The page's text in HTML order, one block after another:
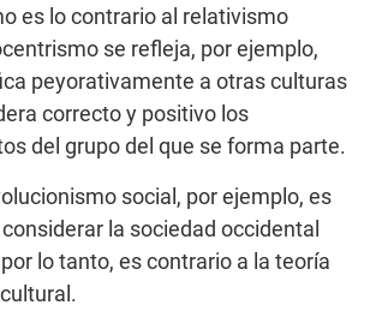
es lo contrario al relativismo
se refleja, por ejemplo,
peyorativamente a otras culturas
correcto y positivo los
del grupo del que se forma parte.
social, por ejemplo, es
la sociedad occidental
lo tanto, es contrario a la teoría